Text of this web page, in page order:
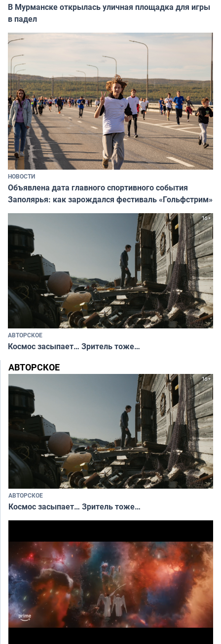
В Мурманске открылась уличная площадка для игры
в падел
НОВОСТИ
Объявлена дата главного спортивного события
Заполярья: как зарождался фестиваль «Гольфстрим»
АВТОРСКОЕ
Космос засыпает… Зритель тоже…
АВТОРСКОЕ
АВТОРСКОЕ
Космос засыпает… Зритель тоже…